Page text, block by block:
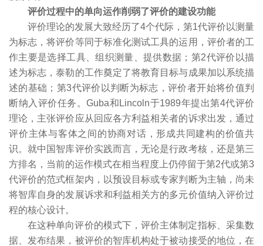
评价过程中的单向运作削弱了评价的建设功能
评价理论的发展大致经历了4个代际，第1代评价以测量
为标志，将评价等同于标准化测试工具的运用，评价者的工
作主要是选择工具、组织测量、提供数据；第2代评价以描
述为标志，泰勒的工作奠定了将教育目标与成果加以系统描
述的基础；第3代评价以判断为标志，评价者开始将价值判
断纳入评价任务。Guba和Lincoln于1989年提出第4代评价
理论，主张评价应从回应各方利益相关者的诉求出发，通过
评价主体与客体之间的协商对话，形成共同建构的价值共
识。就中国智库评价实践而言，无论是行政考核，还是第三
方排名，当前的运作模式在相当程度上仍停留于第2代或第3
代评价的范式框架内，以预设目标或专家判断为主轴，尚未
将智库自身的发展诉求和利益相关方的多元价值纳入评价过
程的核心设计。
在这种单向评价的模式下，评价主体制定指标、采集数
据、发布结果，被评价的智库机构处于被动接受的地位，在